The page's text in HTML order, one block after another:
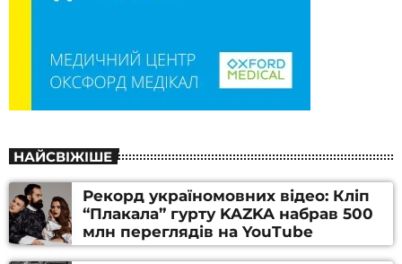
НАЙСВІЖІШЕ
Рекорд україномовних відео: Кліп
“Плакала” гурту KAZKA набрав 500
млн переглядів на YouTube